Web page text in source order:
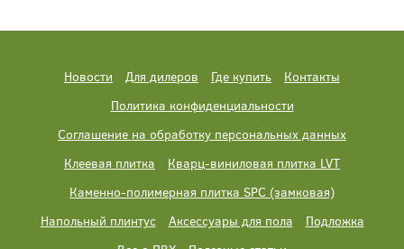
Новости Для дилеров Где купить
Контакты
Политика конфиденциальности
Соглашение на обработку персональных данных
Клеевая плитка
Кварц-виниловая плитка LVT
Каменно-полимерная плитка SPC (замковая)
Напольный плинтус
Аксессуары для пола
Подложка